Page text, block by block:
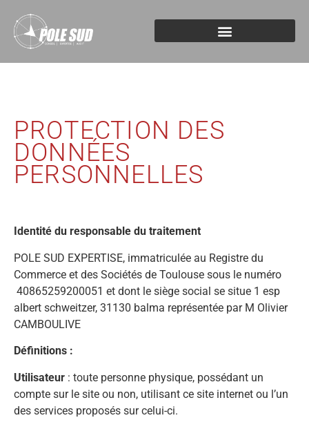
PROTECTION DES
DONNÉES
PERSONNELLES
Identité du responsable du traitement
POLE SUD EXPERTISE, immatriculée au Registre du
Commerce et des Sociétés de Toulouse sous le numéro
40865259200051 et dont le siège social se situe 1 esp
albert schweitzer, 31130 balma représentée par M Olivier
CAMBOULIVE
Définitions :
Utilisateur : toute personne physique, possédant un
compte sur le site ou non, utilisant ce site internet ou l’un
des services proposés sur celui-ci.